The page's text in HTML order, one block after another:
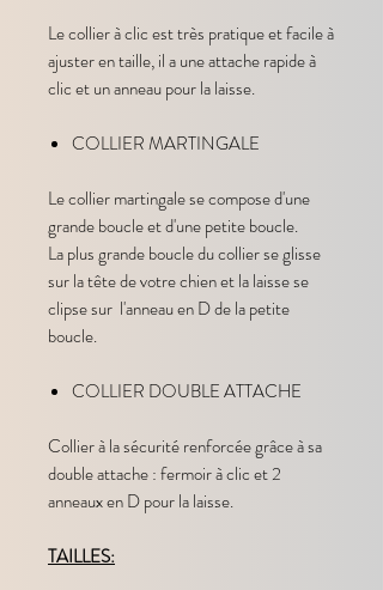
Le collier à clic est très pratique et facile à
ajuster en taille, il a une attache rapide à
clic et un anneau pour la laisse.
COLLIER MARTINGALE
Le collier martingale se compose d'une
grande boucle et d'une petite boucle.
La plus grande boucle du collier se glisse
sur la tête de votre chien et la laisse se
clipse sur l'anneau en D de la petite
boucle.
COLLIER DOUBLE ATTACHE
Collier à la sécurité renforcée grâce à sa
double attache : fermoir à clic et 2
anneaux en D pour la laisse.
TAILLES: